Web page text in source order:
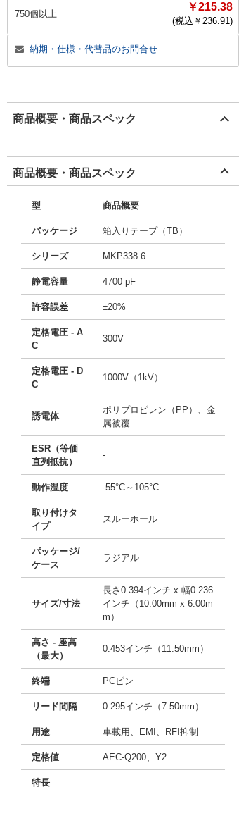
750個以上
￥215.38
(税込￥ 236.91)
納期・仕様・代替品のお問合せ
商品概要・商品スペック
商品概要・商品スペック
型 商品概要
パッケージ 箱入りテープ（TB）
シリーズ MKP338 6
静電容量 4700 pF
許容誤差 ±20%
定格電圧 - A
C
300V
定格電圧 - D
C
1000V（1kV）
誘電体
ポリプロピレン（PP）、金
属被覆
ESR（等価
直列抵抗）
-
動作温度 -55°C～105°C
取り付けタ
イプ
スルーホール
パッケージ/
ケース
ラジアル
サイズ/寸法
長さ0.394インチ x 幅0.236
インチ（10.00mm x 6.00m
m）
高さ - 座高
（最大）
0.453インチ（11.50mm）
終端 PCピン
リード間隔 0.295インチ（7.50mm）
用途 車載用、EMI、RFI抑制
定格値 AEC-Q200、Y2
特長